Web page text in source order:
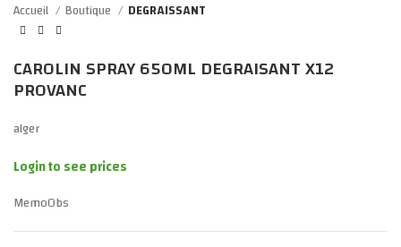
Accueil Boutique DEGRAISSANT
CAROLIN SPRAY 650ML DEGRAISANT X12
PROVANC
alger
Login to see prices
MemoObs